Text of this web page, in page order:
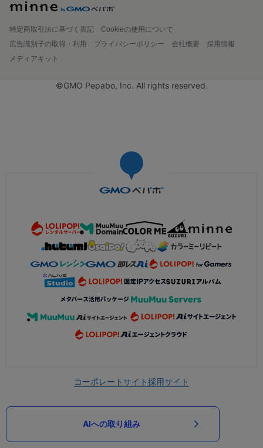
特定商取引法に基づく表記
Cookieの使用について
広告識別子の取得・利用
プライバシーポリシー 会社概要
採用情報
メディアキット
©GMO Pepabo, Inc. All rights reserved.
コーポレートサイト採用サイト
AIへの取り組み